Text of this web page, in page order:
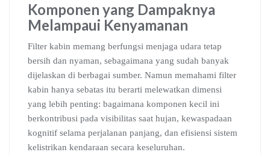
Komponen yang Dampaknya
Melampaui Kenyamanan
Filter kabin memang berfungsi menjaga udara tetap
bersih dan nyaman, sebagaimana yang sudah banyak
dijelaskan di berbagai sumber. Namun memahami filter
kabin hanya sebatas itu berarti melewatkan dimensi
yang lebih penting: bagaimana komponen kecil ini
berkontribusi pada visibilitas saat hujan, kewaspadaan
kognitif selama perjalanan panjang, dan efisiensi sistem
kelistrikan kendaraan secara keseluruhan.